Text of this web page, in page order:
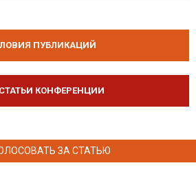
ПУБЛИКАЦИЙ
КОНФЕРЕНЦИИ
ЗА СТАТЬЮ